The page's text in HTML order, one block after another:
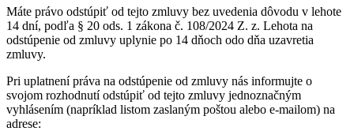
Máte právo odstúpiť od tejto zmluvy bez uvedenia dôvodu v lehote
14 dní, podľa § 20 ods. 1 zákona č. 108/2024 Z. z. Lehota na
odstúpenie od zmluvy uplynie po 14 dňoch odo dňa uzavretia
zmluvy.
Pri uplatnení práva na odstúpenie od zmluvy nás informujte o
svojom rozhodnutí odstúpiť od tejto zmluvy jednoznačným
vyhlásením (napríklad listom zaslaným poštou alebo e-mailom) na
adrese: